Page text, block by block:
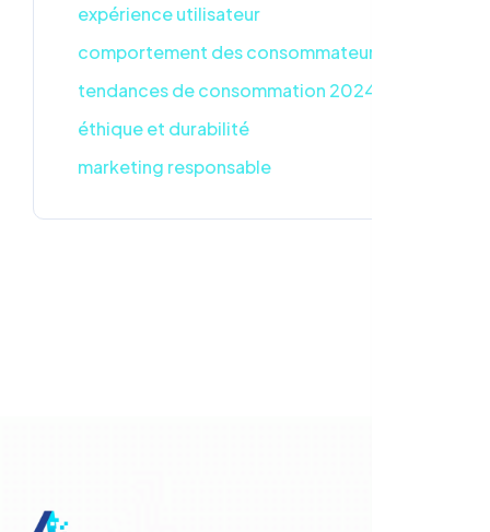
expérience utilisateur
comportement des consommateurs
tendances de consommation 2024
éthique et durabilité
marketing responsable